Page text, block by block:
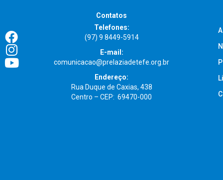
Contatos
Telefones:
(97) 9 8449-5914
E-mail:
comunicacao@prelaziadetefe.org.br
Endereço:
Rua Duque de Caxias, 438
Centro – CEP: 69470-000